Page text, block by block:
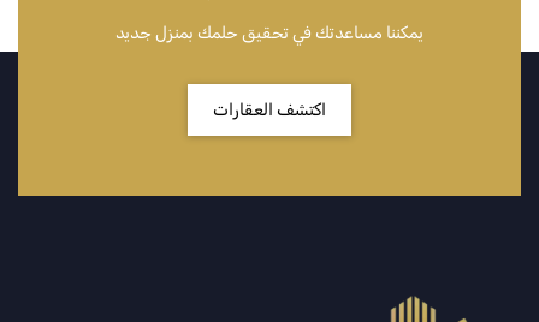
يمكننا مساعدتك في تحقيق حلمك بمنزل جديد
اكتشف العقارات